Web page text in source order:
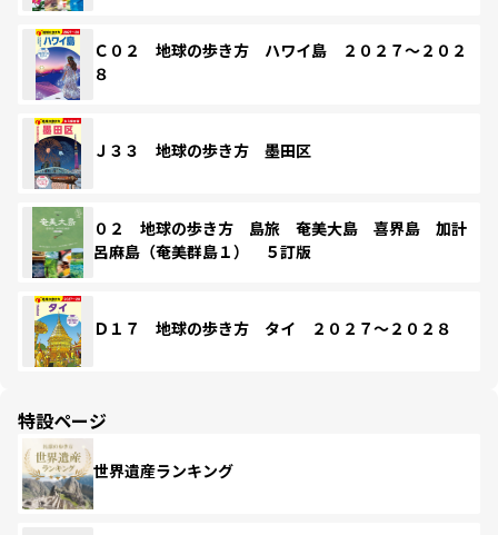
Ｃ０２ 地球の歩き方 ハワイ島 ２０２７～２０２
８
Ｊ３３ 地球の歩き方 墨田区
０２ 地球の歩き方 島旅 奄美大島 喜界島 加計
呂麻島（奄美群島１） ５訂版
Ｄ１７ 地球の歩き方 タイ ２０２７～２０２８
特設ページ
世界遺産ランキング